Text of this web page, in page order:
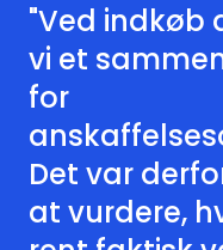
"Ved indkøb
vi et
for
Det var
at vurdere,